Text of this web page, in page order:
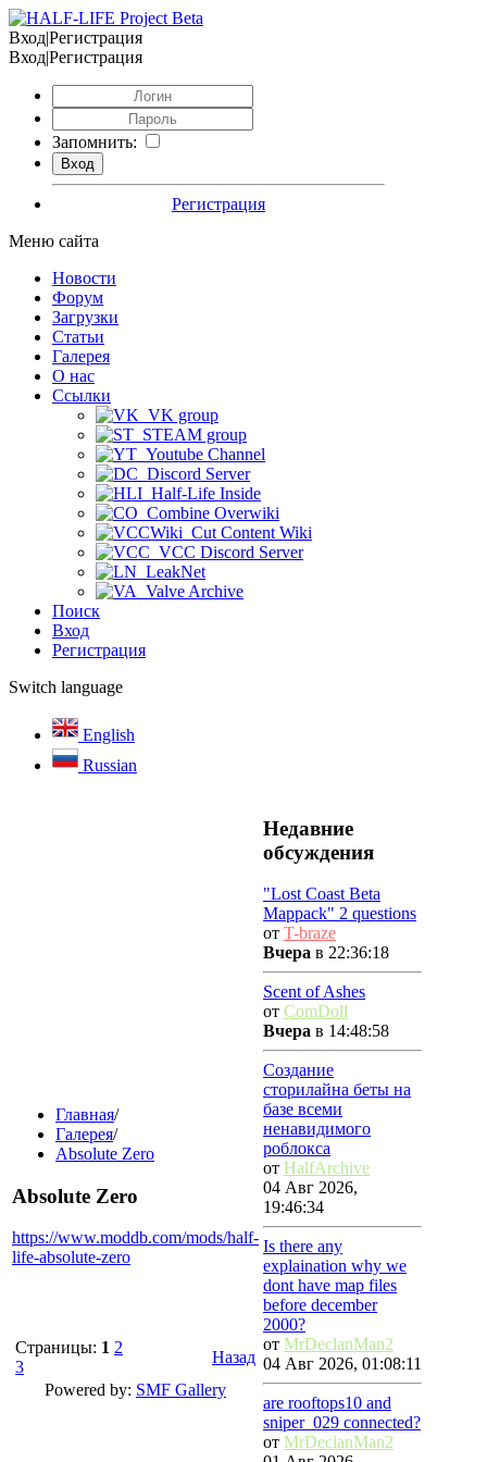
Вход|Регистрация
Вход|Регистрация
Запомнить:
Регистрация
Меню сайта
Новости
Форум
Загрузки
Статьи
Галерея
О нас
Ссылки
VK group
STEAM group
Youtube Channel
Discord Server
Half-Life Inside
Combine Overwiki
Cut Content Wiki
VCC Discord Server
LeakNet
Valve Archive
Поиск
Вход
Регистрация
Switch language
English
Russian
Главная/
Галерея/
Absolute Zero
Absolute Zero
https://www.moddb.com/mods/half-
life-absolute-zero
Страницы: 1 2
3
Назад
Powered by: SMF Gallery
Недавние
обсуждения
"Lost Coast Beta
Mappack" 2 questions
от T-braze
Вчера в 22:36:18
Scent of Ashes
от ComDoll
Вчера в 14:48:58
Создание
сторилайна беты на
базе всеми
ненавидимого
роблокса
от HalfArchive
04 Авг 2026,
19:46:34
Is there any
explaination why we
dont have map files
before december
2000?
от MrDeclanMan2
04 Авг 2026, 01:08:11
are rooftops10 and
sniper_029 connected?
от MrDeclanMan2